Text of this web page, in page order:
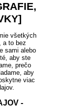
všetkých
a to bez
sami alebo
aby ste
prečo
aby
viac
-